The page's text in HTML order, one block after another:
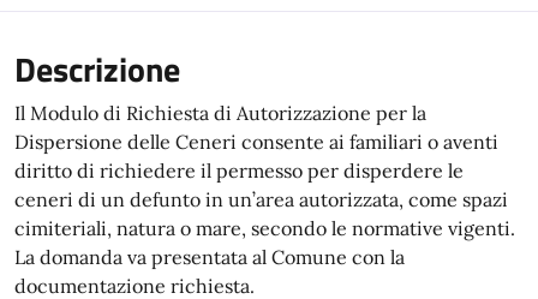
Descrizione
Il Modulo di Richiesta di Autorizzazione per la
Dispersione delle Ceneri consente ai familiari o aventi
diritto di richiedere il permesso per disperdere le
ceneri di un defunto in un’area autorizzata, come spazi
cimiteriali, natura o mare, secondo le normative vigenti.
La domanda va presentata al Comune con la
documentazione richiesta.